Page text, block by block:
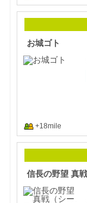
お城ゴト
+18mile